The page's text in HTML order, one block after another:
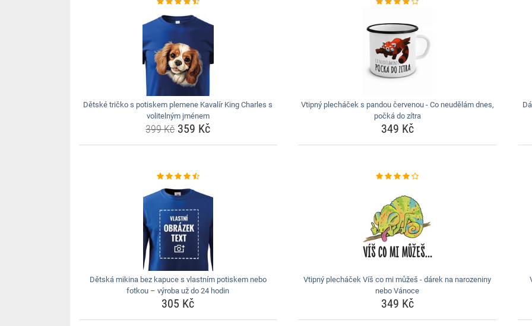
Dětské tričko s potiskem plemene Kavalír King Charles s
volitelným jménem
399 Kč359 Kč
Vtipný plecháček s pandou červenou - Co neudělám dnes,
počká do zítra
349 Kč
Dětská mikina bez kapuce s vlastním potiskem nebo
fotkou – výroba už do 24 hodin
305 Kč
Vtipný plecháček Víš co mi můžeš - dárek na narozeniny
nebo Vánoce
349 Kč